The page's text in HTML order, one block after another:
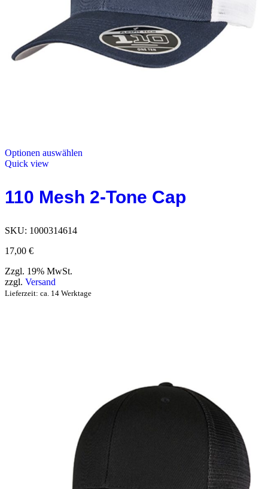
Optionen auswählen
Quick view
110 Mesh 2-Tone Cap
SKU: 1000314614
17,00 €
Zzgl. 19% MwSt.
zzgl. Versand
Lieferzeit: ca. 14 Werktage